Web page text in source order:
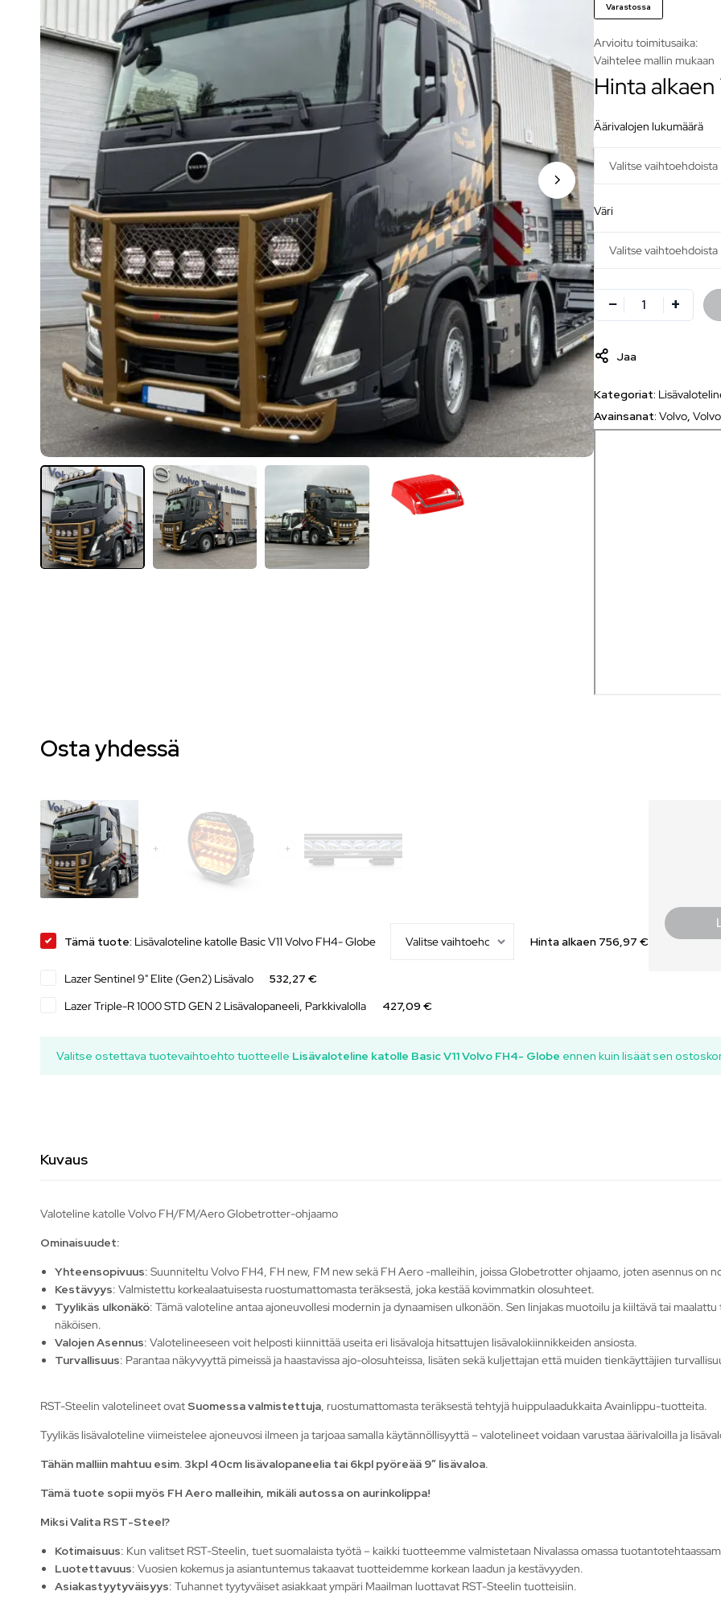
Varastossa
Arvioitu toimitusaika:
Vaihtelee mallin mukaan
Hinta alkaen
äärivalojen lukumäärä
väri
Jaa
Kategoriat:
Avainsanat:Volvo ,
Osta yhdessä
Tämä tuote: Lisävaloteline katolle Basic V11 Volvo FH4- Globe Hinta alkaen 756,97 €
Lazer Sentinel 9" Elite (Gen2) Lisävalo
532,27 €
Lazer Triple-R 1000 STD GEN 2 Lisävalopaneeli, Parkkivalolla
427,09 €
Valitse ostettava tuotevaihtoehto tuotteelle Lisävaloteline katolle Basic V11 Volvo FH4- Globe ennen kuin lisäät sen
Kuvaus
Valoteline katolle Volvo FH/FM/Aero Globetrotter-ohjaamo
Ominaisuudet:
Yhteensopivuus: Suunniteltu Volvo FH4, FH new, FM new sekä FH Aero -malleihin, joissa Globetrotter ohjaamo, joten asennus on
Kestävyys: Valmistettu korkealaatuisesta ruostumattomasta teräksestä, joka kestää kovimmatkin olosuhteet.
Tyylikäs ulkonäkö: Tämä valoteline antaa ajoneuvollesi modernin ja dynaamisen ulkonäön. Sen linjakas muotoilu ja kiiltävä tai
näköisen.
Valojen Asennus: Valotelineeseen voit helposti kiinnittää useita eri lisävaloja hitsattujen lisävalokiinnikkeiden ansiosta.
Turvallisuus: Parantaa näkyvyyttä pimeissä ja haastavissa ajo-olosuhteissa, lisäten sekä kuljettajan että muiden tienkäyttäjien
RST-Steelin valotelineet ovat Suomessa valmistettuja , ruostumattomasta teräksestä tehtyjä huippulaadukkaita Avainlippu-tuotteita.
Tyylikäs lisävaloteline viimeistelee ajoneuvosi ilmeen ja tarjoaa samalla käytännöllisyyttä – valotelineet voidaan varustaa äärivaloilla ja
Tähän malliin mahtuu esim. 3kpl 40cm lisävalopaneelia tai 6kpl pyöreää 9″ lisävaloa.
Tämä tuote sopii myös FH Aero malleihin, mikäli autossa on aurinkolippa!
Miksi Valita RST-Steel?
Kotimaisuus: Kun valitset RST-Steelin, tuet suomalaista työtä – kaikki tuotteemme valmistetaan Nivalassa omassa
Luotettavuus: Vuosien kokemus ja asiantuntemus takaavat tuotteidemme korkean laadun ja kestävyyden.
Asiakastyytyväisyys: Tuhannet tyytyväiset asiakkaat ympäri Maailman luottavat RST-Steelin tuotteisiin.